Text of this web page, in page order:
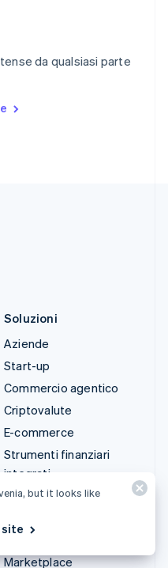
da qualsiasi parte
Soluzioni
Aziende
Start-up
Commercio agentico
Criptovalute
E-commerce
Strumenti finanziari
integrati
Automazione per finanza
Pagamenti in-app
Marketplace
but it looks like